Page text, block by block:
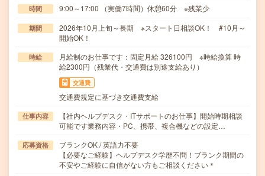
時間 9:00～17:00 （実働7時間）休憩60分 ※残業少
期間
2026年10月上旬～長期 ※スタート日相談OK！ #10月～
開始OK！
時給
月給制のお仕事です：固定月給 326100円 ※時給換算 時
給2300円（残業代・交通費は別途支給あり）
交通費
交通費規定に基づき交通費支給
仕事内容
【社内ヘルプデスク・ITサポートのお仕事】開始時期相談
可能です業務内容・PC、携帯、複合機などの設定…
応募資格
ブランクOK / 英語力不要
【必要なご経験】ヘルプデスク学歴不問！ブランク期間の
不安やご経験に自信がない方もご相談ください＊